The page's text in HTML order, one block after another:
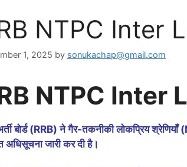
NTPC Inter
1, 2025 by sonukachap@gmail.com
NTPC Inter
बोर्ड (RRB) ने गैर-तकनीकी लोकप्रिय
अधिसूचना जारी कर दी है।